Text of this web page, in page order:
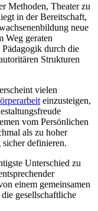
Methoden, Theater zu
in der Bereitschaft,
neue
Weg geraten
durch die
Strukturen
vielen
einzusteigen,
vom Persönlichen
als zu hoher
definieren.
Unterschied zu
einem gemeinsamen
gesellschaftliche